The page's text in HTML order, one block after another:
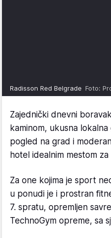
Radisson Red Belgrade Foto:
Zajednički dnevni
kaminom, ukusna
pogled na grad i
hotel idealnim mestom
Za one kojima je sport
u ponudi je i prostran
7. spratu, opremljen
TechnoGym opreme, sa